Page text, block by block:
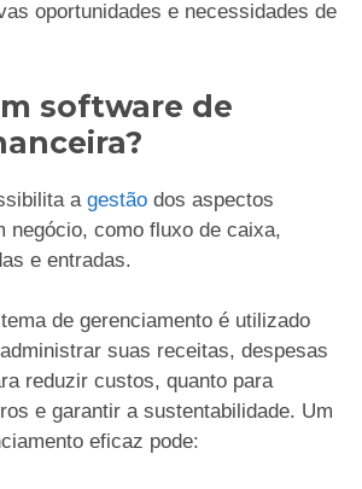
oportunidades e necessidades de
software de
a gestão dos aspectos
negócio, como fluxo de caixa,
e entradas.
de gerenciamento é utilizado
suas receitas, despesas
reduzir custos, quanto para
e garantir a sustentabilidade. Um
eficaz pode: